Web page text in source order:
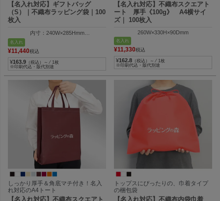
【名入れ対応】ギフトバッグ
（S）｜不織布ラッピング袋｜100
枚入
内寸：240W×285Hmm
名入れ
¥11,440税込
¥163.9 （税込）～ ⁄ 1枚
※印刷代込・版代別途
【名入れ対応】不織布スクエアト
ート 厚手《100g》 A4横サイ
ズ｜ 100枚入
260W×330H×90Dmm
名入れ
¥11,330税込
¥162.8 （税込）～ ⁄ 1枚
※印刷代込・版代別途
しっかり厚手＆角底マチ付き！名入
れ対応のA4トート
【名入れ対応】不織布スクエアト
トップスにぴったりの、巾着タイプ
の梱包袋
【名入れ対応】不織布内袋巾着